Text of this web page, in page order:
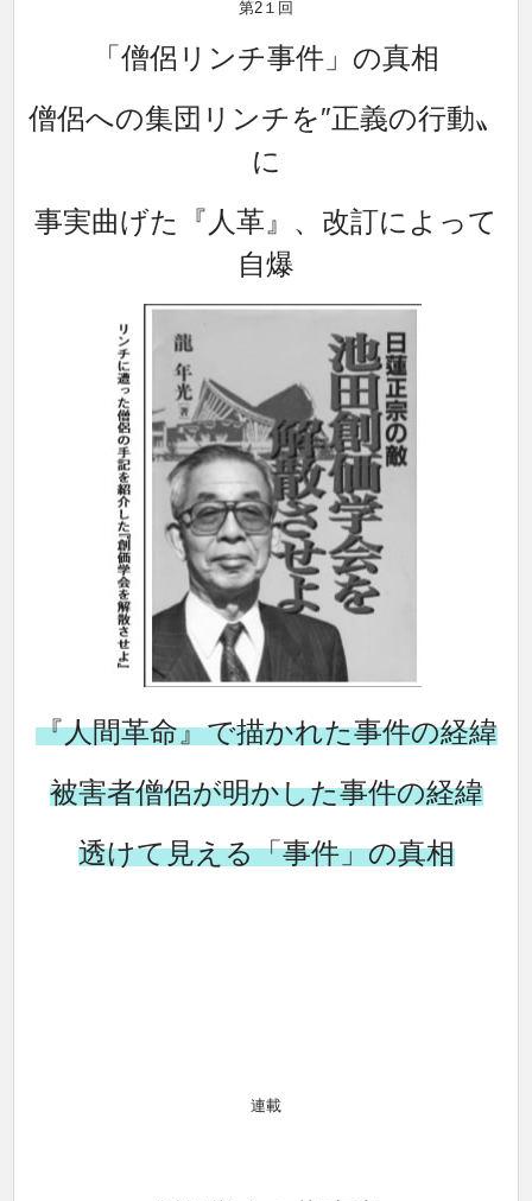
第2１回
「僧侶リンチ事件」の真相
僧侶への集団リンチを″正義の行動〟
に
事実曲げた『人革』、改訂によって
自爆
『人間革命』で描かれた事件の経緯
被害者僧侶が明かした事件の経緯
透けて見える「事件」の真相
連載